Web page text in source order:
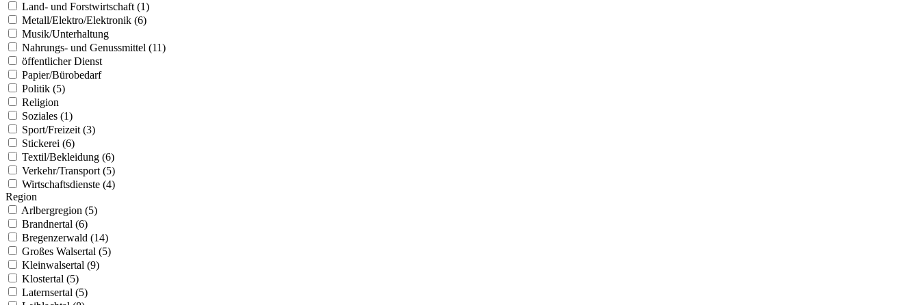
Land- und Forstwirtschaft (1)
Metall/Elektro/Elektronik (6)
Musik/Unterhaltung
Nahrungs- und Genussmittel (11)
öffentlicher Dienst
Papier/Bürobedarf
Politik (5)
Religion
Soziales (1)
Sport/Freizeit (3)
Stickerei (6)
Textil/Bekleidung (6)
Verkehr/Transport (5)
Wirtschaftsdienste (4)
Region
Arlbergregion (5)
Brandnertal (6)
Bregenzerwald (14)
Großes Walsertal (5)
Kleinwalsertal (9)
Klostertal (5)
Laternsertal (5)